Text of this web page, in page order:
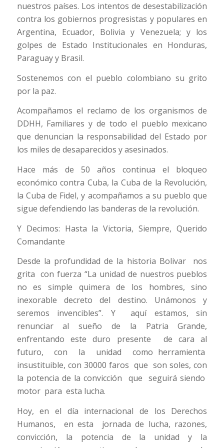
nuestros países. Los intentos de desestabilización
contra los gobiernos progresistas y populares en
Argentina, Ecuador, Bolivia y Venezuela; y los
golpes de Estado Institucionales en Honduras,
Paraguay y Brasil.
Sostenemos con el pueblo colombiano su grito
por la paz.
Acompañamos el reclamo de los organismos de
DDHH, Familiares y de todo el pueblo mexicano
que denuncian la responsabilidad del Estado por
los miles de desaparecidos y asesinados.
Hace más de 50 años continua el bloqueo
económico contra Cuba, la Cuba de la Revolución,
la Cuba de Fidel, y acompañamos a su pueblo que
sigue defendiendo las banderas de la revolución.
Y Decimos: Hasta la Victoria, Siempre, Querido
Comandante
Desde la profundidad de la historia Bolivar nos
grita con fuerza “La unidad de nuestros pueblos
no es simple quimera de los hombres, sino
inexorable decreto del destino. Unámonos y
seremos invencibles”. Y aquí estamos, sin
renunciar al sueño de la Patria Grande,
enfrentando este duro presente de cara al
futuro, con la unidad como herramienta
insustituible, con 30000 faros que son soles, con
la potencia de la convicción que seguirá siendo
motor para esta lucha.
Hoy, en el día internacional de los Derechos
Humanos, en esta jornada de lucha, razones,
convicción, la potencia de la unidad y la